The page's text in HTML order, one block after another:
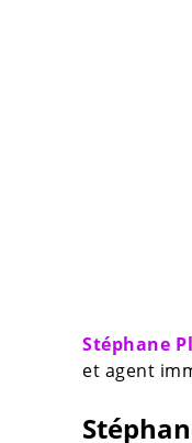
Stéphane
et agent